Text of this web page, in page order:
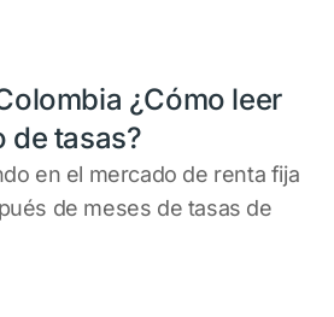
¿Cómo leer
de tasas?
en el mercado de renta fija
de meses de tasas de